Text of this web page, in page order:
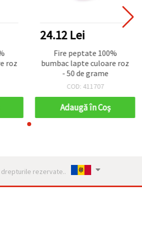
roz
24.12 Lei
Fire peptate 100%
bumbac lapte culoare roz
- 50 de grame
COD: 411707
Adaugă în Coş
drepturile rezervate..